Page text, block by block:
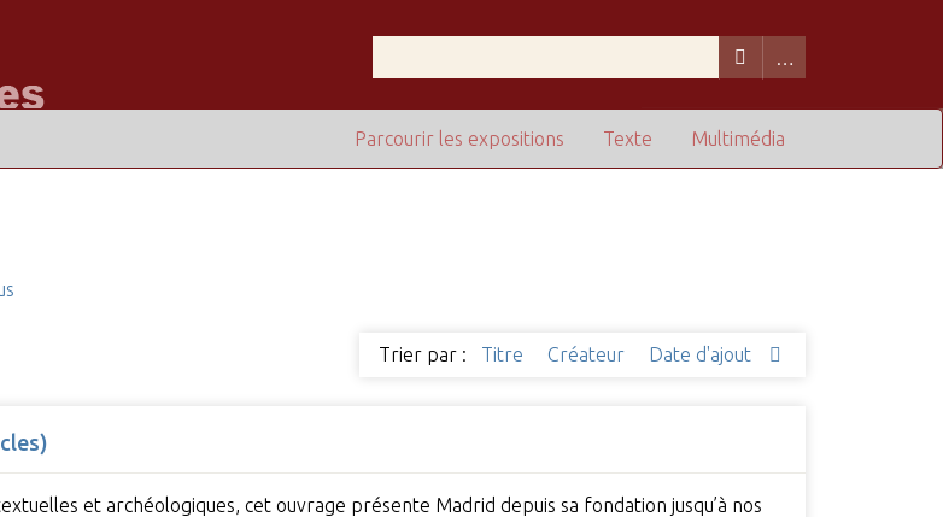
Multimédia
Texte
Parcourir les expositions
Trier par : Titre Créateur Date d'ajout
et archéologiques, cet ouvrage présente Madrid depuis sa fondation jusqu’à nos